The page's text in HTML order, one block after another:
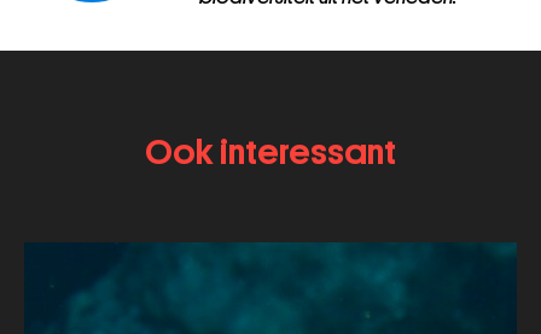
Ook interessant